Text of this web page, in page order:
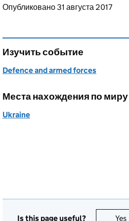
Updates to this page
Опубликовано 31 августа 2017
Изучить событие
Defence and armed forces
Места нахождения по миру
Ukraine
Is this page useful? Yes